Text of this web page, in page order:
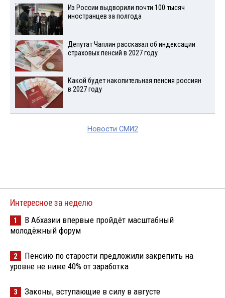
Из России выдворили почти 100 тысяч
иностранцев за полгода
Депутат Чаплин рассказал об индексации
страховых пенсий в 2027 году
Какой будет накопительная пенсия россиян
в 2027 году
Новости СМИ2
Интересное за неделю
1
В Абхазии впервые пройдёт масштабный
молодёжный форум
2
Пенсию по старости предложили закрепить на
уровне не ниже 40% от заработка
3 Законы, вступающие в силу в августе